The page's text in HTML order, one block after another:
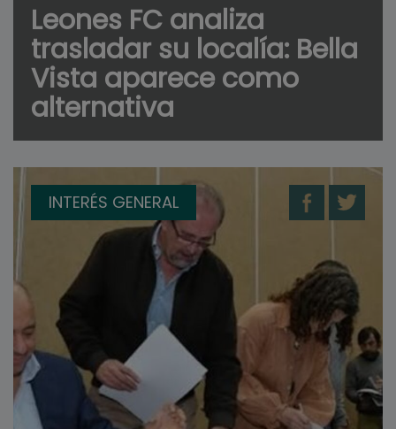
Leones FC analiza
trasladar su localía: Bella
Vista aparece como
alternativa
INTERÉS GENERAL